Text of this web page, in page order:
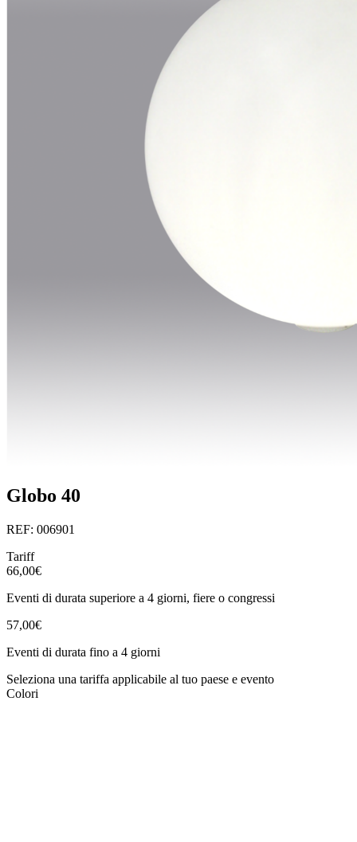
Globo 40
REF: 006901
Tariff
66,00€
Eventi di durata superiore a 4 giorni, fiere o congressi
57,00€
Eventi di durata fino a 4 giorni
Seleziona una tariffa applicabile al tuo paese e evento
Colori